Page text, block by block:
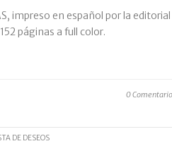
impreso en español por la editorial
páginas a full color.
0
DE DESEOS